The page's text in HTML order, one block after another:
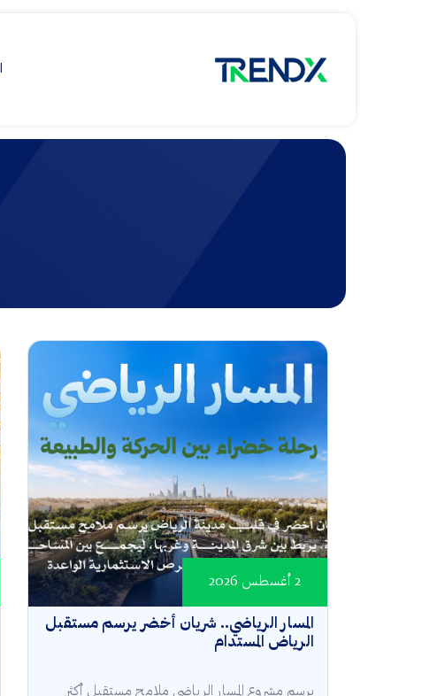
المسار الرياضي.. شريان أخضر يرسم مستقبل
الرياض المستدام
2 أغسطس 2026
يرسم مشروع المسار الرياضي ملامح مستقبل أكثر